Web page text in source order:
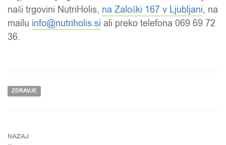
naši trgovini NutriHolis, na Zaloški 167 v Ljubljani, na
mailu info@nutriholis.si ali preko telefona 069 69 72
36.
ZDRAVJE
NAZAJ